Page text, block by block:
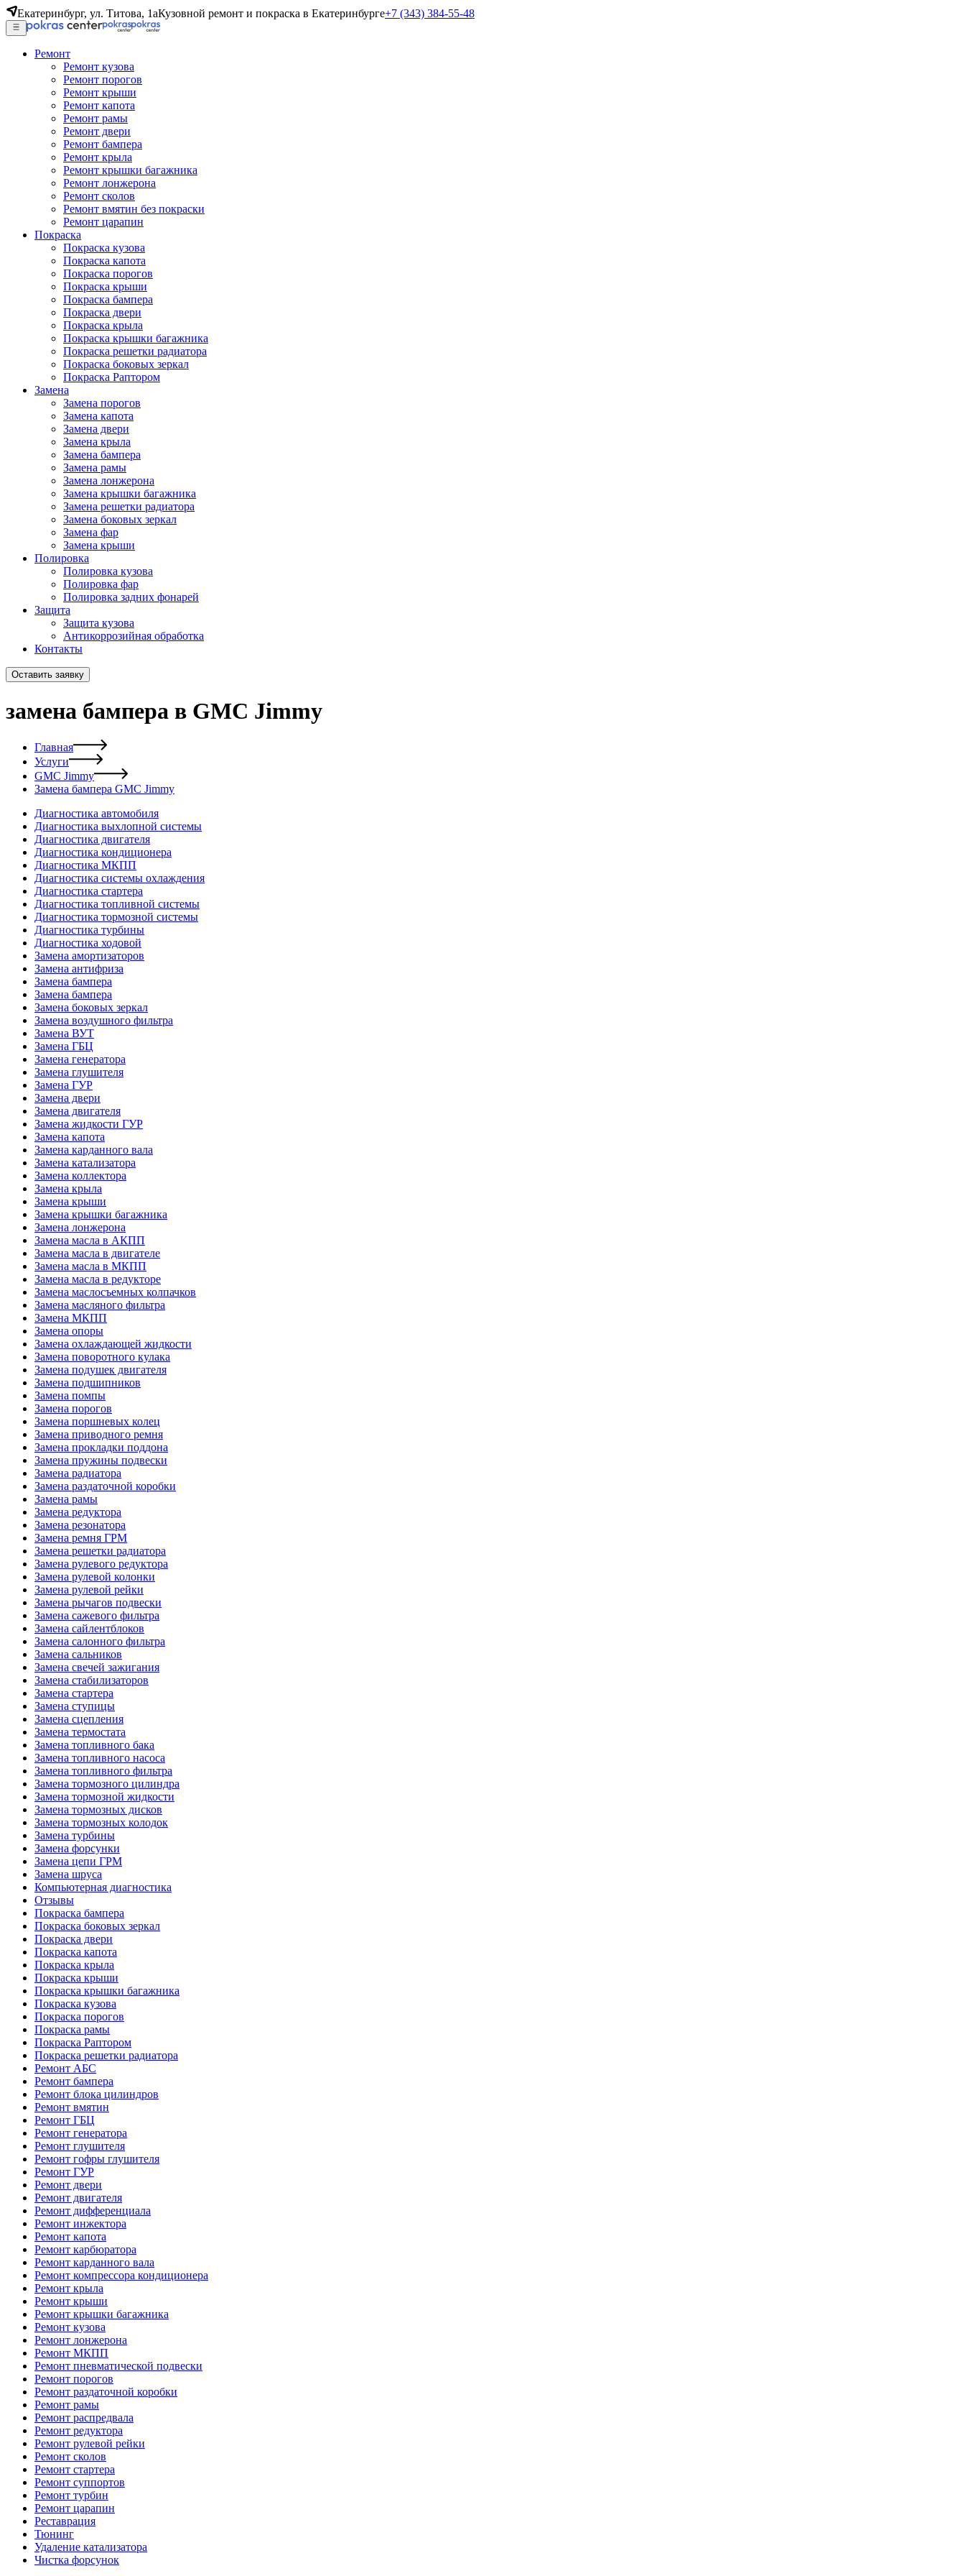
Екатеринбург, ул. Титова, 1аКузовной ремонт и покраска в Екатеринбурге+7 (343) 384-55-48
Ремонт
Ремонт кузова
Ремонт порогов
Ремонт крыши
Ремонт капота
Ремонт рамы
Ремонт двери
Ремонт бампера
Ремонт крыла
Ремонт крышки багажника
Ремонт лонжерона
Ремонт сколов
Ремонт вмятин без покраски
Ремонт царапин
Покраска
Покраска кузова
Покраска капота
Покраска порогов
Покраска крыши
Покраска бампера
Покраска двери
Покраска крыла
Покраска крышки багажника
Покраска решетки радиатора
Покраска боковых зеркал
Покраска Раптором
Замена
Замена порогов
Замена капота
Замена двери
Замена крыла
Замена бампера
Замена рамы
Замена лонжерона
Замена крышки багажника
Замена решетки радиатора
Замена боковых зеркал
Замена фар
Замена крыши
Полировка
Полировка кузова
Полировка фар
Полировка задних фонарей
Защита
Защита кузова
Антикоррозийная обработка
Контакты
Оставить заявку
замена бампера в GMC Jimmy
Главная
Услуги
GMC Jimmy
Замена бампера GMC Jimmy
Диагностика автомобиля
Диагностика выхлопной системы
Диагностика двигателя
Диагностика кондиционера
Диагностика МКПП
Диагностика системы охлаждения
Диагностика стартера
Диагностика топливной системы
Диагностика тормозной системы
Диагностика турбины
Диагностика ходовой
Замена амортизаторов
Замена антифриза
Замена бампера
Замена бампера
Замена боковых зеркал
Замена воздушного фильтра
Замена ВУТ
Замена ГБЦ
Замена генератора
Замена глушителя
Замена ГУР
Замена двери
Замена двигателя
Замена жидкости ГУР
Замена капота
Замена карданного вала
Замена катализатора
Замена коллектора
Замена крыла
Замена крыши
Замена крышки багажника
Замена лонжерона
Замена масла в АКПП
Замена масла в двигателе
Замена масла в МКПП
Замена масла в редукторе
Замена маслосъемных колпачков
Замена масляного фильтра
Замена МКПП
Замена опоры
Замена охлаждающей жидкости
Замена поворотного кулака
Замена подушек двигателя
Замена подшипников
Замена помпы
Замена порогов
Замена поршневых колец
Замена приводного ремня
Замена прокладки поддона
Замена пружины подвески
Замена радиатора
Замена раздаточной коробки
Замена рамы
Замена редуктора
Замена резонатора
Замена ремня ГРМ
Замена решетки радиатора
Замена рулевого редуктора
Замена рулевой колонки
Замена рулевой рейки
Замена рычагов подвески
Замена сажевого фильтра
Замена сайлентблоков
Замена салонного фильтра
Замена сальников
Замена свечей зажигания
Замена стабилизаторов
Замена стартера
Замена ступицы
Замена сцепления
Замена термостата
Замена топливного бака
Замена топливного насоса
Замена топливного фильтра
Замена тормозного цилиндра
Замена тормозной жидкости
Замена тормозных дисков
Замена тормозных колодок
Замена турбины
Замена форсунки
Замена цепи ГРМ
Замена шруса
Компьютерная диагностика
Отзывы
Покраска бампера
Покраска боковых зеркал
Покраска двери
Покраска капота
Покраска крыла
Покраска крыши
Покраска крышки багажника
Покраска кузова
Покраска порогов
Покраска рамы
Покраска Раптором
Покраска решетки радиатора
Ремонт АБС
Ремонт бампера
Ремонт блока цилиндров
Ремонт вмятин
Ремонт ГБЦ
Ремонт генератора
Ремонт глушителя
Ремонт гофры глушителя
Ремонт ГУР
Ремонт двери
Ремонт двигателя
Ремонт дифференциала
Ремонт инжектора
Ремонт капота
Ремонт карбюратора
Ремонт карданного вала
Ремонт компрессора кондиционера
Ремонт крыла
Ремонт крыши
Ремонт крышки багажника
Ремонт кузова
Ремонт лонжерона
Ремонт МКПП
Ремонт пневматической подвески
Ремонт порогов
Ремонт раздаточной коробки
Ремонт рамы
Ремонт распредвала
Ремонт редуктора
Ремонт рулевой рейки
Ремонт сколов
Ремонт стартера
Ремонт суппортов
Ремонт турбин
Ремонт царапин
Реставрация
Тюнинг
Удаление катализатора
Чистка форсунок